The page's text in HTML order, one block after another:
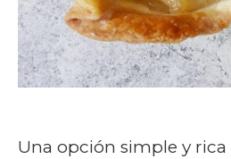
Una opción simple y